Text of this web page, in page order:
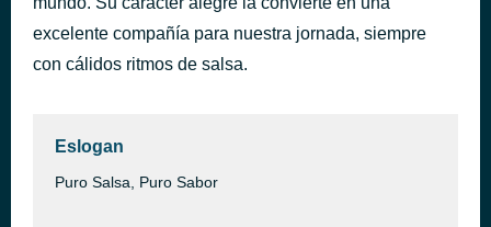
excelente compañía para nuestra jornada, siempre
con cálidos ritmos de salsa.
Eslogan
Puro Salsa, Puro Sabor